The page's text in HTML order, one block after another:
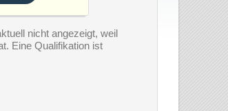
nicht angezeigt, weil
Eine Qualifikation ist